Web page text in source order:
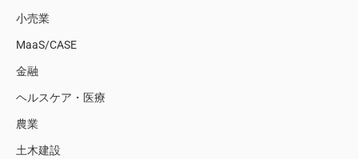
小売業
MaaS/CASE
金融
ヘルスケア・医療
農業
土木建設